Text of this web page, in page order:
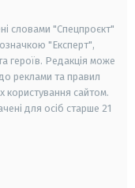
словами "Спецпроєкт"
"Експерт",
героїв. Редакція може
реклами та правил
користування сайтом.
для осіб старше 21